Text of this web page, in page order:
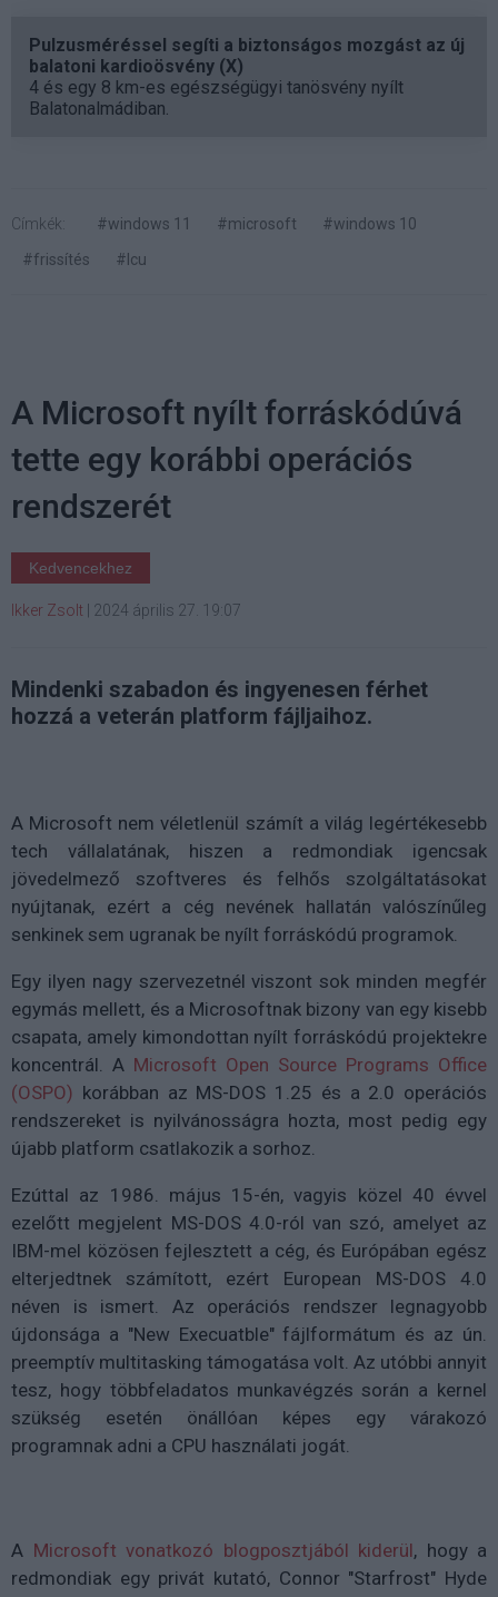
Pulzusméréssel segíti a biztonságos mozgást az új
balatoni kardioösvény (X)
4 és egy 8 km-es egészségügyi tanösvény nyílt
Balatonalmádiban.
Címkék: #windows 11 #microsoft
#windows 10
#frissítés
#lcu
A Microsoft nyílt forráskódúvá
tette egy korábbi operációs
rendszerét
Kedvencekhez
Ikker Zsolt 2024 április 27. 19:07
Mindenki szabadon és ingyenesen férhet
hozzá a veterán platform fájljaihoz.
A Microsoft nem véletlenül számít a világ legértékesebb
tech vállalatának, hiszen a redmondiak igencsak
jövedelmező szoftveres és felhős szolgáltatásokat
nyújtanak, ezért a cég nevének hallatán valószínűleg
senkinek sem ugranak be nyílt forráskódú programok.
Egy ilyen nagy szervezetnél viszont sok minden megfér
egymás mellett, és a Microsoftnak bizony van egy kisebb
csapata, amely kimondottan nyílt forráskódú projektekre
koncentrál. A Microsoft Open Source Programs Office
(OSPO) korábban az MS-DOS 1.25 és a 2.0 operációs
rendszereket is nyilvánosságra hozta, most pedig egy
újabb platform csatlakozik a sorhoz.
Ezúttal az 1986. május 15-én, vagyis közel 40 évvel
ezelőtt megjelent MS-DOS 4.0-ról van szó, amelyet az
IBM-mel közösen fejlesztett a cég, és Európában egész
elterjedtnek számított, ezért European MS-DOS 4.0
néven is ismert. Az operációs rendszer legnagyobb
újdonsága a "New Execuatble" fájlformátum és az ún.
preemptív multitasking támogatása volt. Az utóbbi annyit
tesz, hogy többfeladatos munkavégzés során a kernel
szükség esetén önállóan képes egy várakozó
programnak adni a CPU használati jogát.
A Microsoft vonatkozó blogposztjából kiderül, hogy a
redmondiak egy privát kutató, Connor "Starfrost" Hyde